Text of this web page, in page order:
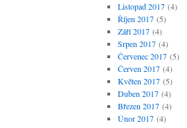
Listopad 2017(4)
Říjen 2017(5)
Září 2017(4)
Srpen 2017(4)
Červenec 2017(5)
Červen 2017(4)
Květen 2017(5)
Duben 2017(4)
Březen 2017(4)
Únor 2017(4)